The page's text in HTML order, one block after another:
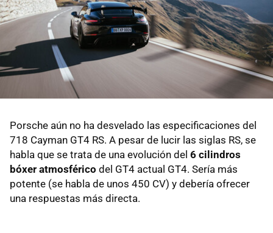
Porsche aún no ha desvelado las especificaciones del
718 Cayman GT4 RS. A pesar de lucir las siglas RS, se
habla que se trata de una evolución del 6 cilindros
bóxer atmosférico del GT4 actual GT4. Sería más
potente (se habla de unos 450 CV) y debería ofrecer
una respuestas más directa.